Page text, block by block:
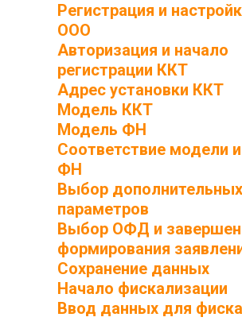
Регистрация и
ООО
Авторизация и начало
регистрации ККТ
Адрес установки ККТ
Модель ККТ
Модель ФН
Соответствие модели
ФН
Выбор дополнительных
параметров
Выбор ОФД и
формирования
Сохранение данных
Начало фискализации
Ввод данных для